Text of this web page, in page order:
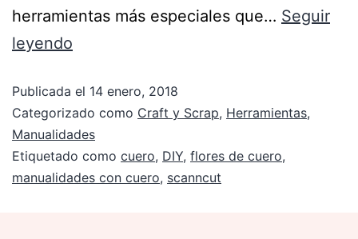
herramientas más especiales que… Seguir
leyendo
Publicada el 14 enero, 2018
Categorizado como Craft y Scrap, Herramientas,
Manualidades
Etiquetado como cuero, DIY, flores de cuero,
manualidades con cuero, scanncut